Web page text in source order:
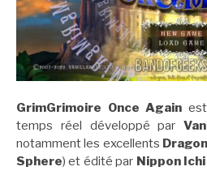
GrimGrimoire Once Again
temps réel développé par
notamment les excellents
Sphere) et édité par Nippon